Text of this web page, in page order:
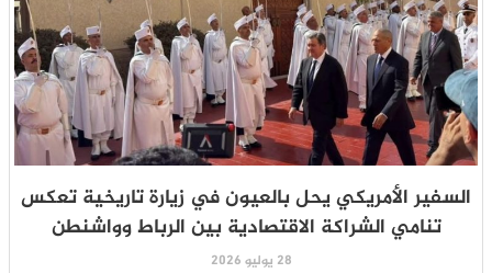
السفير الأمريكي يحل بالعيون في زيارة تاريخية تعكس
تنامي الشراكة الاقتصادية بين الرباط وواشنطن
28 يوليو 2026